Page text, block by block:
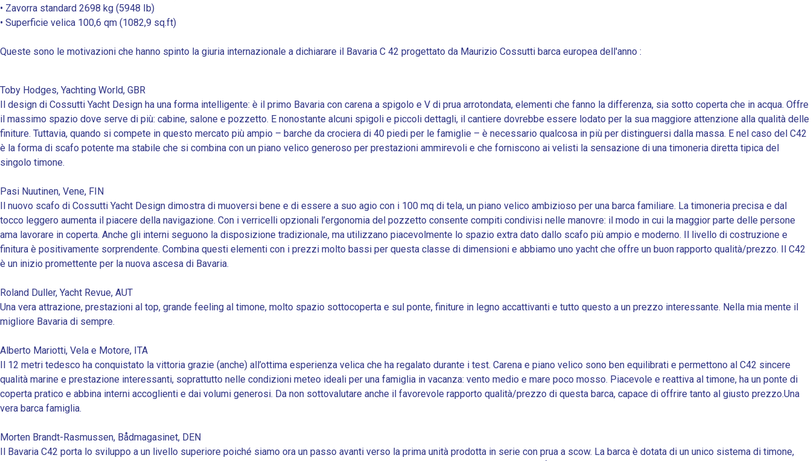
• Zavorra standard 2698 kg (5948 Ib)
• Superficie velica 100,6 qm (1082,9 sq.ft)
Queste sono le motivazioni che hanno spinto la giuria internazionale a dichiarare il Bavaria C 42 progettato da Maurizio Cossutti barca europea dell'anno :
Toby Hodges, Yachting World, GBR
Il design di Cossutti Yacht Design ha una forma intelligente: è il primo Bavaria con carena a spigolo e V di prua arrotondata, elementi che fanno la differenza, sia sotto coperta che in acqua. Offre
il massimo spazio dove serve di più: cabine, salone e pozzetto. E nonostante alcuni spigoli e piccoli dettagli, il cantiere dovrebbe essere lodato per la sua maggiore attenzione alla qualità delle
finiture. Tuttavia, quando si compete in questo mercato più ampio – barche da crociera di 40 piedi per le famiglie – è necessario qualcosa in più per distinguersi dalla massa. E nel caso del C42
è la forma di scafo potente ma stabile che si combina con un piano velico generoso per prestazioni ammirevoli e che forniscono ai velisti la sensazione di una timoneria diretta tipica del
singolo timone.
Pasi Nuutinen, Vene, FIN
Il nuovo scafo di Cossutti Yacht Design dimostra di muoversi bene e di essere a suo agio con i 100 mq di tela, un piano velico ambizioso per una barca familiare. La timoneria precisa e dal
tocco leggero aumenta il piacere della navigazione. Con i verricelli opzionali l’ergonomia del pozzetto consente compiti condivisi nelle manovre: il modo in cui la maggior parte delle persone
ama lavorare in coperta. Anche gli interni seguono la disposizione tradizionale, ma utilizzano piacevolmente lo spazio extra dato dallo scafo più ampio e moderno. Il livello di costruzione e
finitura è positivamente sorprendente. Combina questi elementi con i prezzi molto bassi per questa classe di dimensioni e abbiamo uno yacht che offre un buon rapporto qualità/prezzo. Il C42
è un inizio promettente per la nuova ascesa di Bavaria.
Roland Duller, Yacht Revue, AUT
Una vera attrazione, prestazioni al top, grande feeling al timone, molto spazio sottocoperta e sul ponte, finiture in legno accattivanti e tutto questo a un prezzo interessante. Nella mia mente il
migliore Bavaria di sempre.
Alberto Mariotti, Vela e Motore, ITA
Il 12 metri tedesco ha conquistato la vittoria grazie (anche) all’ottima esperienza velica che ha regalato durante i test. Carena e piano velico sono ben equilibrati e permettono al C42 sincere
qualità marine e prestazione interessanti, soprattutto nelle condizioni meteo ideali per una famiglia in vacanza: vento medio e mare poco mosso. Piacevole e reattiva al timone, ha un ponte di
coperta pratico e abbina interni accoglienti e dai volumi generosi. Da non sottovalutare anche il favorevole rapporto qualità/prezzo di questa barca, capace di offrire tanto al giusto prezzo.Una
vera barca famiglia.
Morten Brandt-Rasmussen, Bådmagasinet, DEN
Il Bavaria C42 porta lo sviluppo a un livello superiore poiché siamo ora un passo avanti verso la prima unità prodotta in serie con prua a scow. La barca è dotata di un unico sistema di timone,